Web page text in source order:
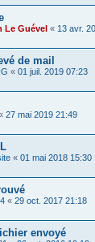
Le Guével « 13 avr.
de mail
« 01 juil. 2019 07:23
27 mai 2019 21:49
« 01 mai 2018 15:30
« 29 oct. 2017 21:18
envoyé